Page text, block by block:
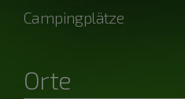
Campingplätze
Orte